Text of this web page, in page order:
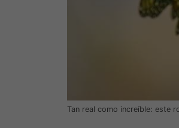
Tan real como increíble: este